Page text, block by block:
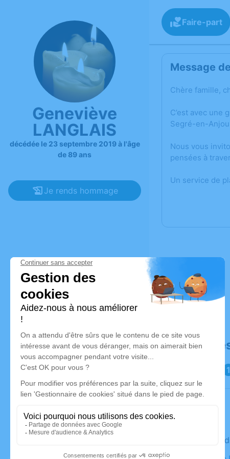
Geneviève
LANGLAIS
décédée le 23 septembre 2019 à l'âge
de 89 ans
Je rends hommage
Faire-part
Message
Chère famille,
C’est avec une
Segré-en-
Nous vous
pensées à
Un service de
Déroulé
Le